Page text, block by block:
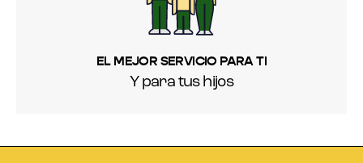
EL MEJOR SERVICIO PARA TI
Y para tus hijos